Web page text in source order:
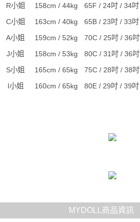
R小姐
158cm / 44kg 65F / 24吋 / 34吋
C小姐
163cm / 40kg 65B / 23吋 / 33吋
A小姐
159cm / 52kg 70C / 25吋 / 36吋
J小姐
158cm / 53kg 80C / 31吋 / 36吋
S小姐
165cm / 65kg 75C / 28吋 / 38吋
I小姐
160cm / 65kg 80E / 29吋 / 39吋
MYDOLL商品資訊